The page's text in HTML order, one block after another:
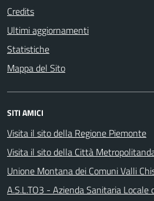
Credits
Ultimi aggiornamenti
Statistiche
Mappa del Sito
SITI AMICI
Visita il sito della Regione Piemonte
Visita il sito della Città
Unione Montana dei Comuni Valli
A.S.L.TO3 - Azienda Sanitaria Locale